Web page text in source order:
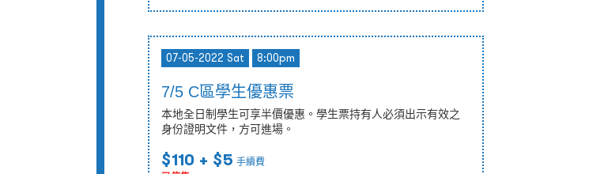
07-05-2022 Sat 8:00pm
7/5 C區學生優惠票
本地全日制學生可享半價優惠。學生票持有人必須出示有效之
身份證明文件，方可進場。
$110 + $5 手續費